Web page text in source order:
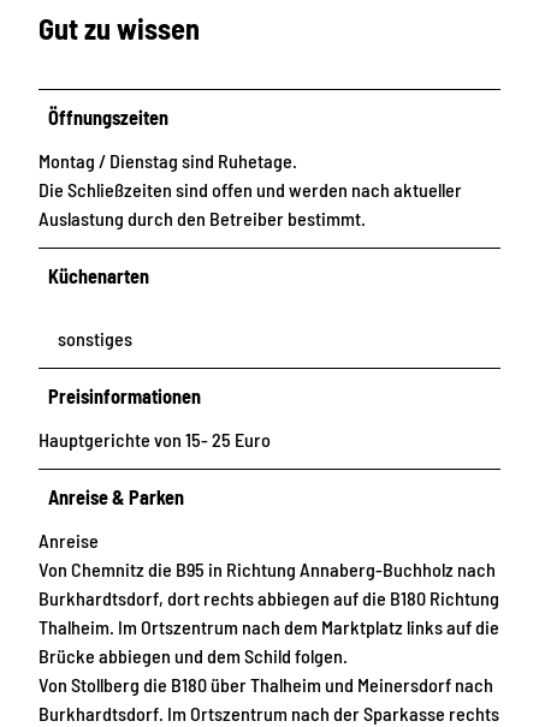
Gut zu wissen
Öffnungszeiten
Montag / Dienstag sind Ruhetage.
Die Schließzeiten sind offen und werden nach aktueller
Auslastung durch den Betreiber bestimmt.
Küchenarten
sonstiges
Preisinformationen
Hauptgerichte von 15- 25 Euro
Anreise & Parken
Anreise
Von Chemnitz die B95 in Richtung Annaberg-Buchholz nach
Burkhardtsdorf, dort rechts abbiegen auf die B180 Richtung
Thalheim. Im Ortszentrum nach dem Marktplatz links auf die
Brücke abbiegen und dem Schild folgen.
Von Stollberg die B180 über Thalheim und Meinersdorf nach
Burkhardtsdorf. Im Ortszentrum nach der Sparkasse rechts